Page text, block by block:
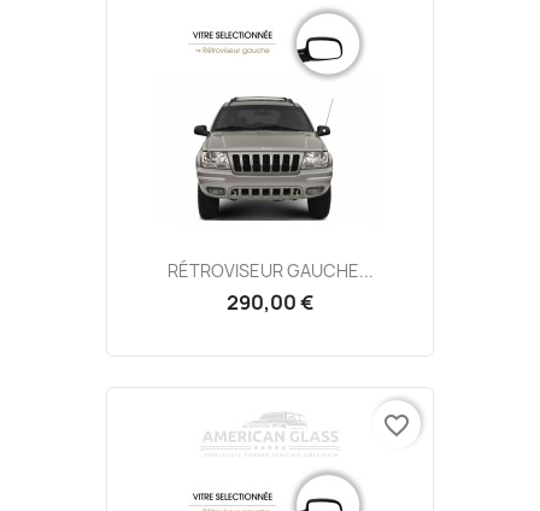
RÉTROVISEUR GAUCHE...
290,00 €
favorite_border